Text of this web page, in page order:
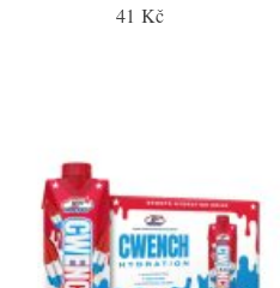
41 Kč